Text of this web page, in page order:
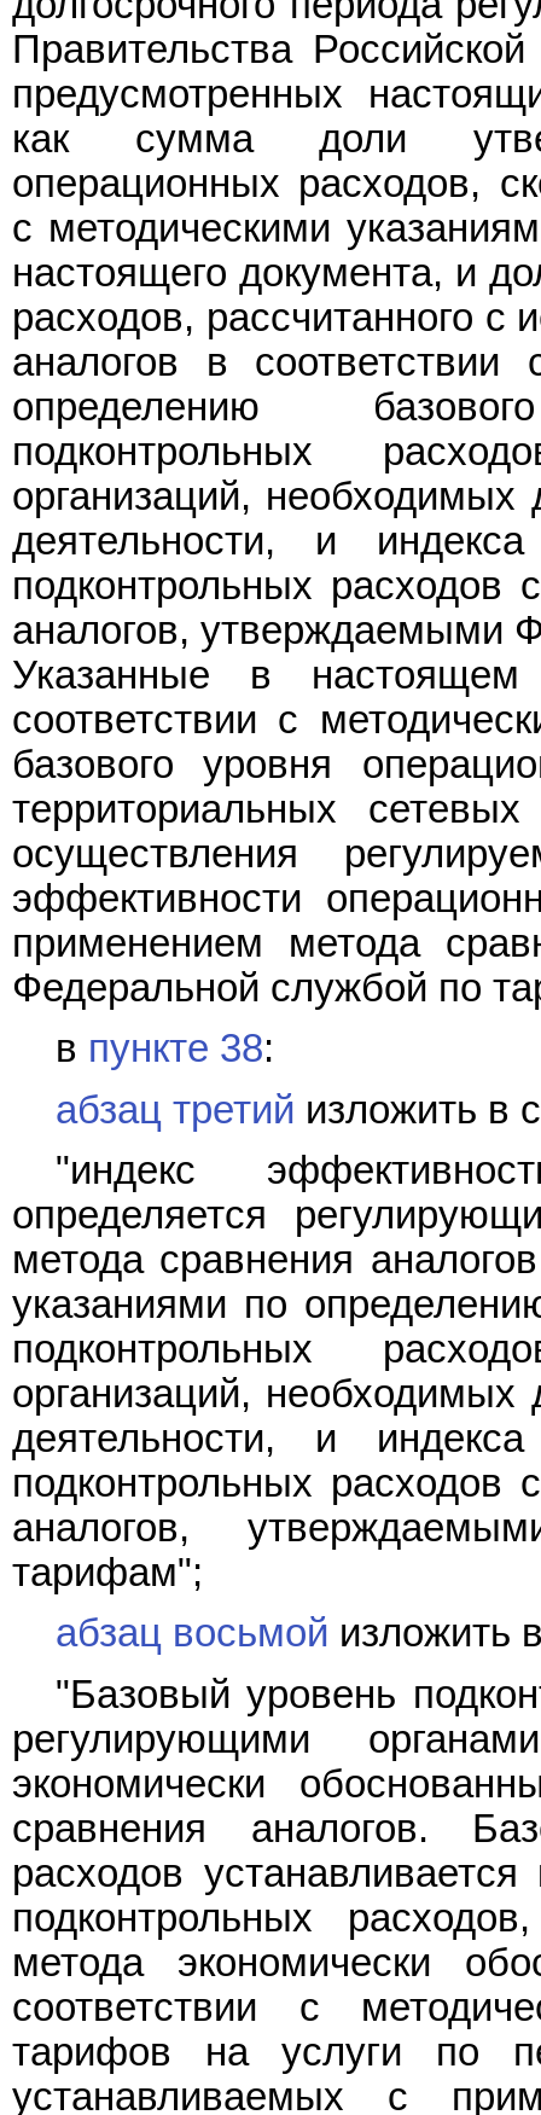
Правительства
предусмотренных
как сумма доли
операционных расходов,
с методическими
настоящего документа, и
расходов, рассчитанного с
аналогов в
определению
подконтрольных
организаций, необходимых
деятельности, и
подконтрольных расходов
аналогов, утверждаемыми
Указанные в
соответствии с
базового уровня
территориальных
осуществления
эффективности
применением метода
Федеральной службой по
в пункте 38:
абзац третий изложить в
"индекс
определяется
метода сравнения
указаниями по
подконтрольных
организаций, необходимых
деятельности, и
подконтрольных расходов
аналогов,
тарифам";
абзац восьмой изложить
"Базовый уровень
регулирующими
экономически
сравнения аналогов.
расходов
подконтрольных
метода экономически
соответствии с
тарифов на услуги по
устанавливаемых с